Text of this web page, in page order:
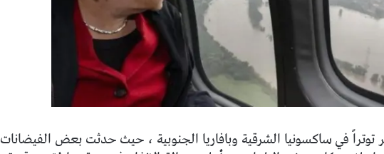
في ساكسونيا الشرقية وبافاريا الجنوبية ، حيث حدثت بعض الفيضانات